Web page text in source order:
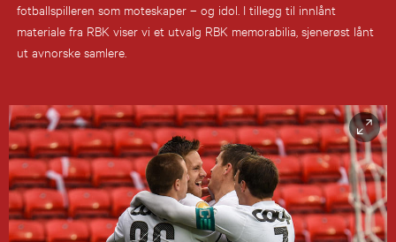
fotballspilleren som moteskaper – og idol. I tillegg til innlånt
materiale fra RBK viser vi et utvalg RBK memorabilia, sjenerøst lånt
ut avnorske samlere.